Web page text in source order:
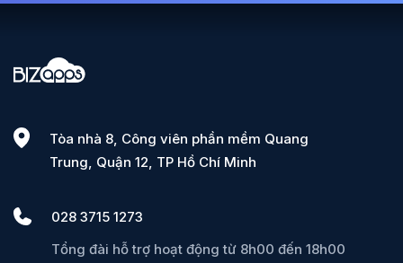
Tòa nhà 8, Công viên phần mềm Quang
Trung, Quận 12, TP Hồ Chí Minh
028 3715 1273
Tổng đài hỗ trợ hoạt động từ 8h00 đến 18h00